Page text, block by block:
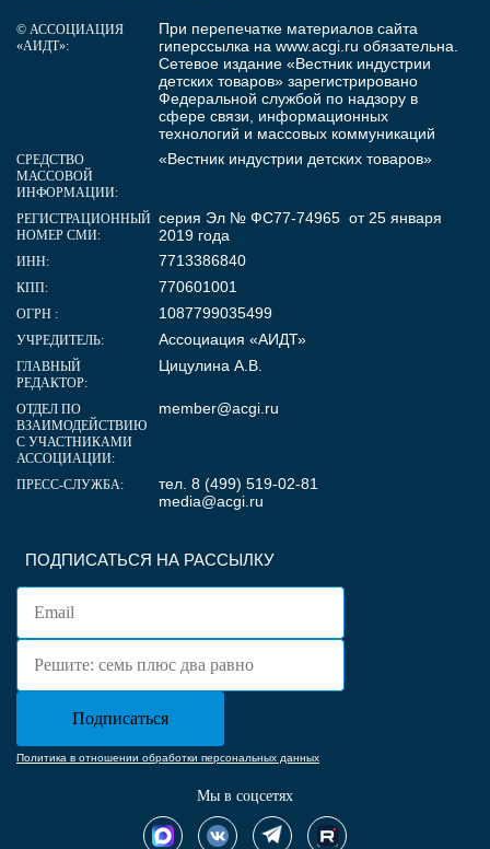
ПОДПИСАТЬСЯ НА РАССЫЛКУ
Политика в отношении обработки персональных данных
Мы в соцсетях
© АССОЦИАЦИЯ
«АИДТ»:
При перепечатке материалов сайта
гиперссылка на www.acgi.ru обязательна.
Сетевое издание «Вестник индустрии
детских товаров» зарегистрировано
Федеральной службой по надзору в
сфере связи, информационных
технологий и массовых коммуникаций
СРЕДСТВО
МАССОВОЙ
ИНФОРМАЦИИ:
«Вестник индустрии детских товаров»
РЕГИСТРАЦИОННЫЙ
НОМЕР СМИ:
серия Эл № ФС77-74965 от 25 января
2019 года
ИНН: 7713386840
КПП: 770601001
ОГРН : 1087799035499
УЧРЕДИТЕЛЬ: Ассоциация «АИДТ»
ГЛАВНЫЙ
РЕДАКТОР:
Цицулина А.В.
ОТДЕЛ ПО
ВЗАИМОДЕЙСТВИЮ
С УЧАСТНИКАМИ
АССОЦИАЦИИ:
member@acgi.ru
ПРЕСС-СЛУЖБА:
тел. 8 (499) 519-02-81
media@acgi.ru